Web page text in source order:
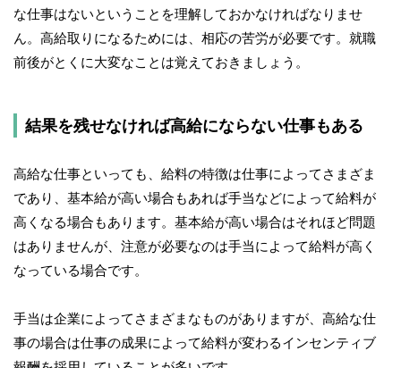
な仕事はないということを理解しておかなければなりませ
ん。高給取りになるためには、相応の苦労が必要です。就職
前後がとくに大変なことは覚えておきましょう。
結果を残せなければ高給にならない仕事もある
高給な仕事といっても、給料の特徴は仕事によってさまざま
であり、基本給が高い場合もあれば手当などによって給料が
高くなる場合もあります。基本給が高い場合はそれほど問題
はありませんが、注意が必要なのは手当によって給料が高く
なっている場合です。
手当は企業によってさまざまなものがありますが、高給な仕
事の場合は仕事の成果によって給料が変わるインセンティブ